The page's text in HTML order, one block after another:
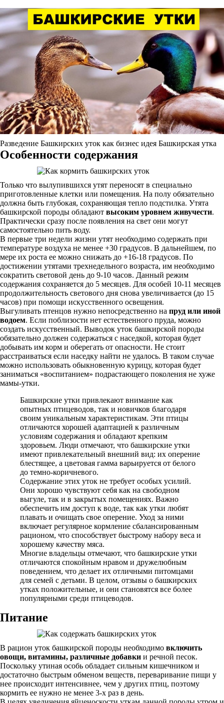
Разведение Башкирских уток как бизнес идея Башкирская утка
Особенности содержания
Только что вылупившихся утят переносят в специально
приготовленные клетки или помещения. На полу обязательно
должна быть глубокая, сохраняющая тепло подстилка. Утята
башкирской породы обладают высоким уровнем живучести.
Практически сразу после появления на свет они могут
самостоятельно пить воду.
В первые три недели жизни утят необходимо содержать при
температуре воздуха не менее +30 градусов. В дальнейшем, по
мере их роста ее можно снижать до +16-18 градусов. По
достижении утятами трехнедельного возраста, им необходимо
сократить световой день до 9-10 часов. Данный режим
содержания сохраняется до 5 месяцев. Для особей 10-11 месяцев
продолжительность светового дня снова увеличивается (до 15
часов) при помощи искусственного освещения.
Выгуливать птенцов нужно непосредственно на пруд или иной
водоем. Если поблизости нет естественного пруда, можно
создать искусственный. Выводок уток башкирской породы
обязательно должен содержаться с наседкой, которая будет
добывать им корм и оберегать от опасности. Не стоит
расстраиваться если наседку найти не удалось. В таком случае
можно использовать обыкновенную курицу, которая будет
заниматься «воспитанием» подрастающего поколения не хуже
мамы-утки.
Башкирские утки привлекают внимание как
опытных птицеводов, так и новичков благодаря
своим уникальным характеристикам. Эти птицы
отличаются хорошей адаптацией к различным
условиям содержания и обладают крепким
здоровьем. Люди отмечают, что башкирские утки
имеют привлекательный внешний вид: их оперение
блестящее, а цветовая гамма варьируется от белого
до темно-коричневого.
Содержание этих уток не требует особых усилий.
Они хорошо чувствуют себя как на свободном
выгуле, так и в закрытых помещениях. Важно
обеспечить им доступ к воде, так как утки любят
плавать и очищать свое оперение. Уход за ними
включает регулярное кормление сбалансированным
рационом, что способствует быстрому набору веса и
хорошему качеству мяса.
Многие владельцы отмечают, что башкирские утки
отличаются спокойным нравом и дружелюбным
поведением, что делает их отличными питомцами
для семей с детьми. В целом, отзывы о башкирских
утках положительные, и они становятся все более
популярными среди птицеводов.
Питание
В рацион уток башкирской породы необходимо включить
овощи, витамины, различные добавки и речной песок.
Поскольку утиная особь обладает сильным кишечником и
достаточно быстрым обменом веществ, переваривание пищи у
нее происходит интенсивнее, чем у других птиц, поэтому
кормить ее нужно не менее 3-х раз в день.